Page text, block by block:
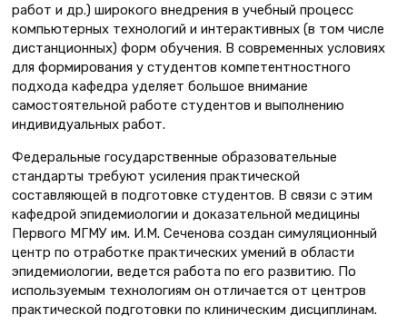
работ и др.) широкого внедрения в учебный процесс
компьютерных технологий и интерактивных (в том числе
дистанционных) форм обучения. В современных условиях
для формирования у студентов компетентностного
подхода кафедра уделяет большое внимание
самостоятельной работе студентов и выполнению
индивидуальных работ.
Федеральные государственные образовательные
стандарты требуют усиления практической
составляющей в подготовке студентов. В связи с этим
кафедрой эпидемиологии и доказательной медицины
Первого МГМУ им. И.М. Сеченова создан симуляционный
центр по отработке практических умений в области
эпидемиологии, ведется работа по его развитию. По
используемым технологиям он отличается от центров
практической подготовки по клиническим дисциплинам.